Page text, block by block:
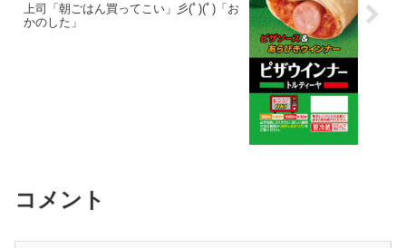
上司「朝ごはん買ってこい」彡(ﾟ)(ﾟ)「お
かのした」
コメント